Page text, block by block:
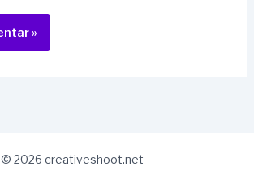
© 2026 creativeshoot.net